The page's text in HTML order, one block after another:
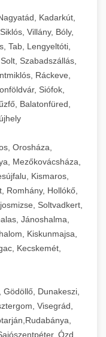
Kadarkút,
Villány, Bóly,
Tab, Lengyeltóti,
Szabadszállás,
Ráckeve,
Siófok,
Balatonfüred,
Orosháza,
Mezőkovácsháza,
Kismaros,
Romhány, Hollókő,
Soltvadkert,
Jánoshalma,
Kiskunmajsa,
Kecskemét,
Dunakeszi,
Visegrád,
Ózd,